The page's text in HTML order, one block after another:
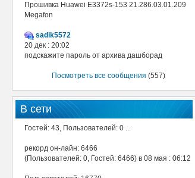
Прошивка Huawei E3372s-153 21.286.03.01.209
Megafon
sadik5572
20 дек : 20:02
подскажите пароль от архива дашборад
Посмотреть все сообщения (557)
В сети
Гостей: 43, Пользователей: 0 ...
рекорд он-лайн: 6466
(Пользователей: 0, Гостей: 6466) в 08 мая : 06:12